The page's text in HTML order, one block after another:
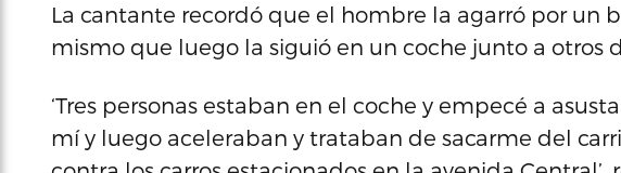
La cantante recordó que el hombre la agarró por un
mismo que luego la siguió en un coche junto a otros
‘Tres personas estaban en el coche y empecé a
mí y luego aceleraban y trataban de sacarme del